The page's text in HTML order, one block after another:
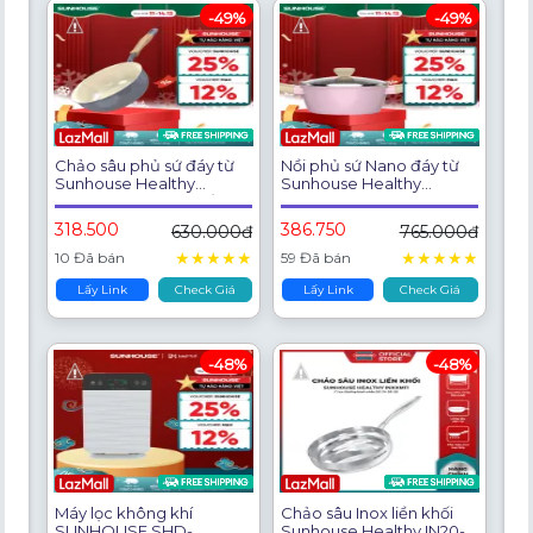
Chảo sâu phủ sứ đáy từ
Sunhouse Healthy
SDP24-26-28M - Chống
dính Ceramic - Bắt từ
nhanh, dùng trên mọi loại
bếp
318.500 630.000đ
10 Đã bán ★★★★★
Lấy Link Check Giá
-49%
Nồi phủ sứ Nano đáy từ
Sunhouse Healthy
SHG7979MP20-24 -
Chống dính Nano
Ceramic - Dùng mọi loại
bếp
386.750 765.000đ
59 Đã bán ★★★★★
Lấy Link Check Giá
-49%
Máy lọc không khí
-48%
Chảo sâu Inox liền khối
-48%